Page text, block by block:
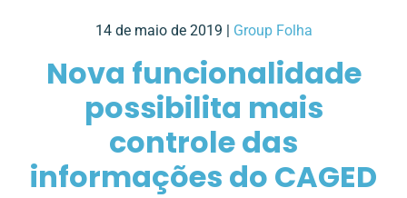
14 de maio de 2019 | Group Folha
Nova funcionalidade
possibilita mais
controle das
informações do CAGED